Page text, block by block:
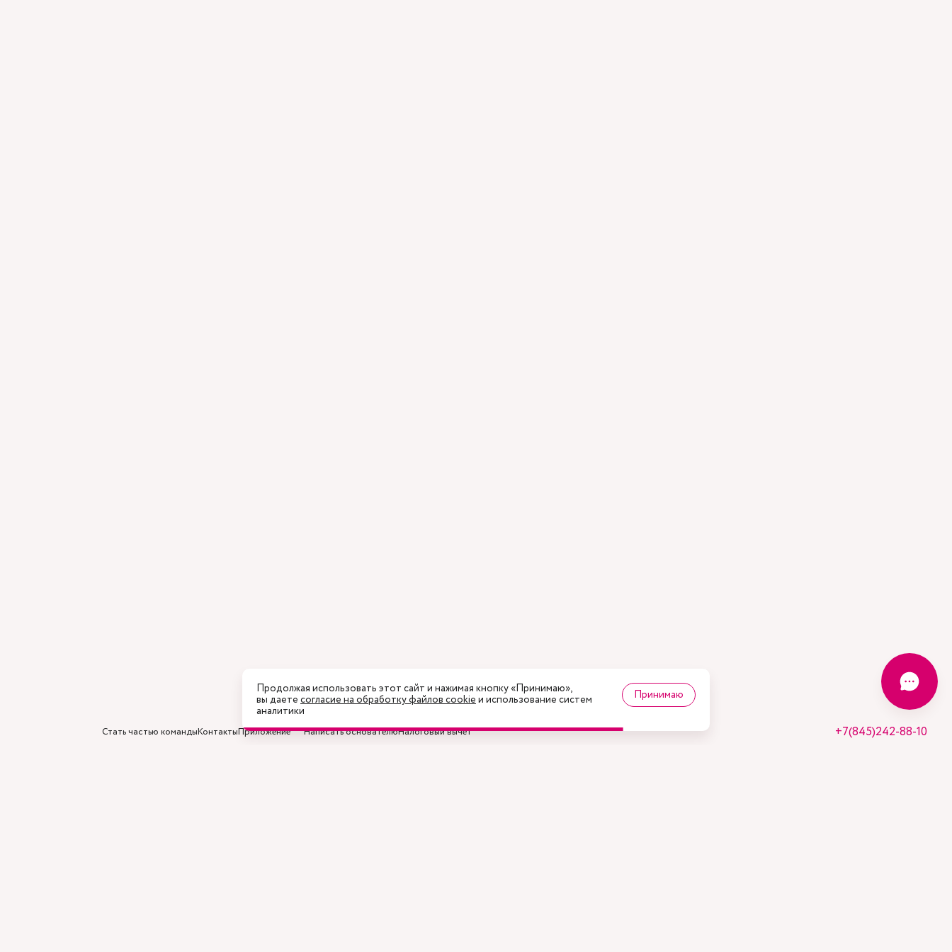
Продолжая использовать этот сайт и нажимая кнопку «Принимаю»,
вы даете согласие на обработку файлов cookieи использование систем
аналитики
Принимаю
Стать частью командыКонтактыПриложение Написать основателюНалоговый вычет +7(845)242-88-10